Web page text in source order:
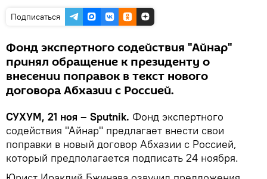
Подписаться
Фонд экспертного содействия "Айнар"
принял обращение к президенту о
внесении поправок в текст нового
договора Абхазии с Россией.
СУХУМ, 21 ноя – Sputnik. Фонд экспертного
содействия "Айнар" предлагает внести свои
поправки в новый договор Абхазии с Россией,
который предполагается подписать 24 ноября.